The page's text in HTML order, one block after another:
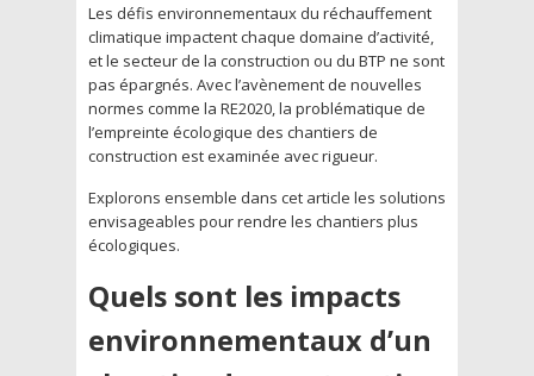
Les défis environnementaux du réchauffement
climatique impactent chaque domaine d’activité,
et le secteur de la construction ou du BTP ne sont
pas épargnés. Avec l’avènement de nouvelles
normes comme la RE2020, la problématique de
l’empreinte écologique des chantiers de
construction est examinée avec rigueur.
Explorons ensemble dans cet article les solutions
envisageables pour rendre les chantiers plus
écologiques.
Quels sont les impacts
environnementaux d’un